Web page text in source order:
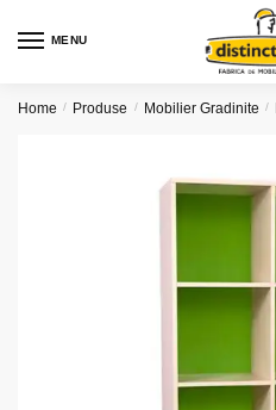
MENU
Home / Produse / Mobilier Gradinite /